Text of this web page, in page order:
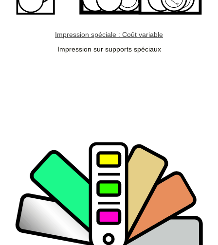
Impression spéciale : Coût variable
Impression sur supports spéciaux